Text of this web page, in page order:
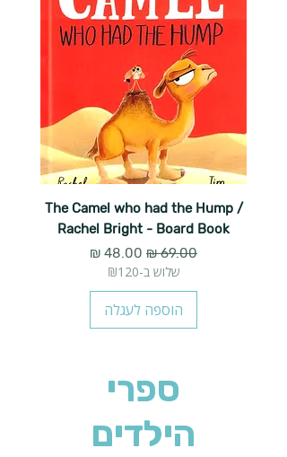
The Camel who had the Hump /
Rachel Bright - Board Book
מחיר רגיל מחיר מבצע
שלוש ב-₪120
הוספה לעגלה
ספרי
הילדים